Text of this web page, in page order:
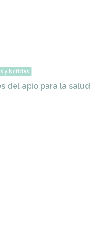
y Noticias
del apio para la salud